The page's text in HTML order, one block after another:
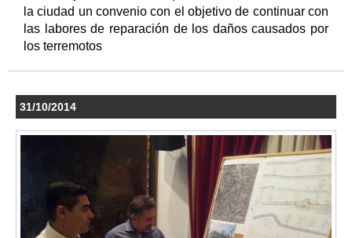
la ciudad un convenio con el objetivo de continuar con
las labores de reparación de los daños causados por
los terremotos
31/10/2014